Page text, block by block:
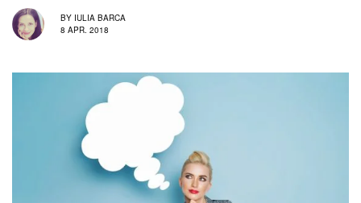
BY IULIA BARCA
8 APR. 2018